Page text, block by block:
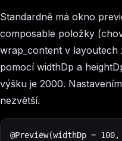
Standardně má okno
composable položky
wrap_content v layoutech
pomocí widthDp a
výšku je 2000.
nezvětší.
@Preview(widthDp =